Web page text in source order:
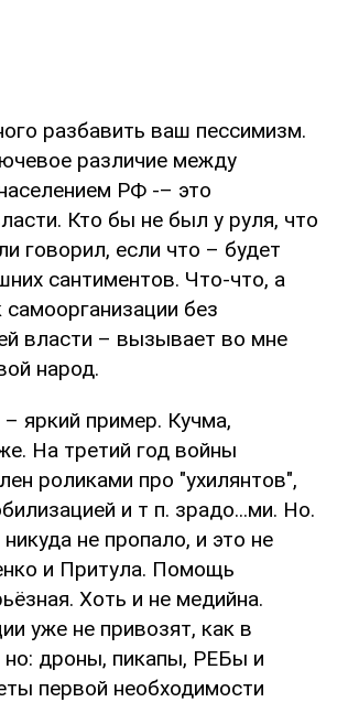
разбавить ваш пессимизм.
различие между
РФ -– это
Кто бы не был у руля, что
говорил, если что – будет
сантиментов. Что-что, а
самоорганизации без
власти – вызывает во мне
народ.
яркий пример. Кучма,
На третий год войны
роликами про "ухилянтов",
и т п. зрадо...ми. Но.
не пропало, и это не
и Притула. Помощь
Хоть и не медийна.
уже не привозят, как в
но: дроны, пикапы, РЕБы и
первой необходимости